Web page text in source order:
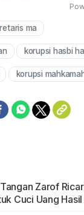
ma
korupsi hasbi
korupsi
Zarof
Cuci Uang